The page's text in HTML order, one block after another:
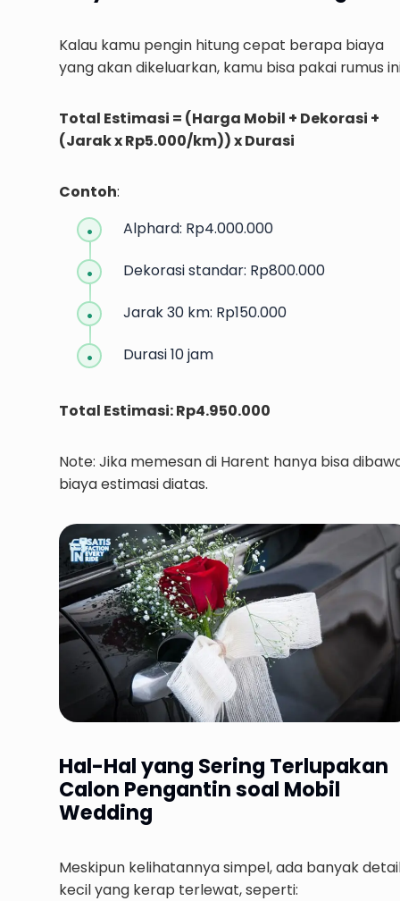
Kalau kamu pengin hitung cepat berapa biaya
yang akan dikeluarkan, kamu bisa pakai rumus
Total Estimasi = (Harga Mobil + Dekorasi +
(Jarak x Rp5.000/km)) x Durasi
Contoh:
Alphard: Rp4.000.000
Dekorasi standar: Rp800.000
Jarak 30 km: Rp150.000
Durasi 10 jam
Total Estimasi: Rp4.950.000
Note: Jika memesan di Harent hanya bisa
biaya estimasi diatas.
Hal-Hal yang Sering Terlupakan
Calon Pengantin soal Mobil
Wedding
Meskipun kelihatannya simpel, ada banyak
kecil yang kerap terlewat, seperti: